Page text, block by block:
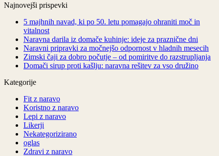
Najnovejši prispevki
5 majhnih navad, ki po 50. letu pomagajo ohraniti moč in
vitalnost
Naravna darila iz domače kuhinje: ideje za praznične dni
Naravni pripravki za močnejšo odpornost v hladnih mesecih
Zimski čaji za dobro počutje – od pomiritve do razstrupljanja
Domači sirup proti kašlju: naravna rešitev za vso družino
Kategorije
Fit z naravo
Koristno z naravo
Lepi z naravo
Likerji
Nekategorizirano
oglas
Zdravi z naravo